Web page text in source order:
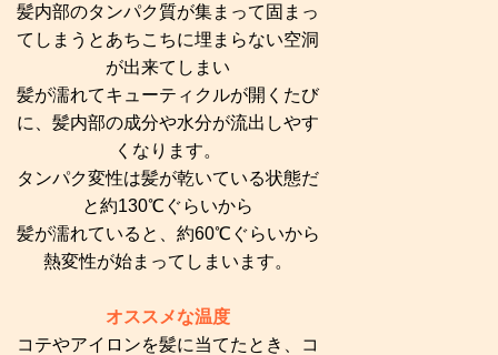
髪内部のタンパク質が集まって固まっ
てしまうとあちこちに埋まらない空洞
が出来てしまい
髪が濡れてキューティクルが開くたび
に、髪内部の成分や水分が流出しやす
くなります。
タンパク変性は髪が乾いている状態だ
と約130℃ぐらいから
髪が濡れていると、約60℃ぐらいから
熱変性が始まってしまいます。
オススメな温度
コテやアイロンを髪に当てたとき、コ